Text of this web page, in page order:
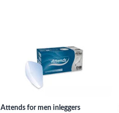
Attends for men inleggers